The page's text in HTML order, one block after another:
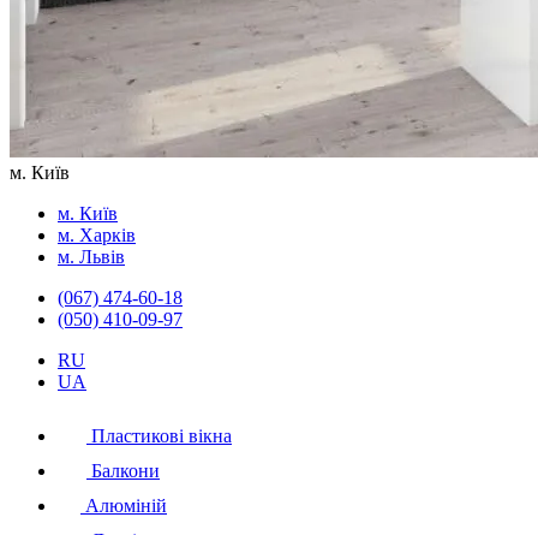
м. Київ
м. Київ
м. Харків
м. Львів
(067) 474-60-18
(050) 410-09-97
RU
UA
Пластикові вікна
Балкони
Алюміній